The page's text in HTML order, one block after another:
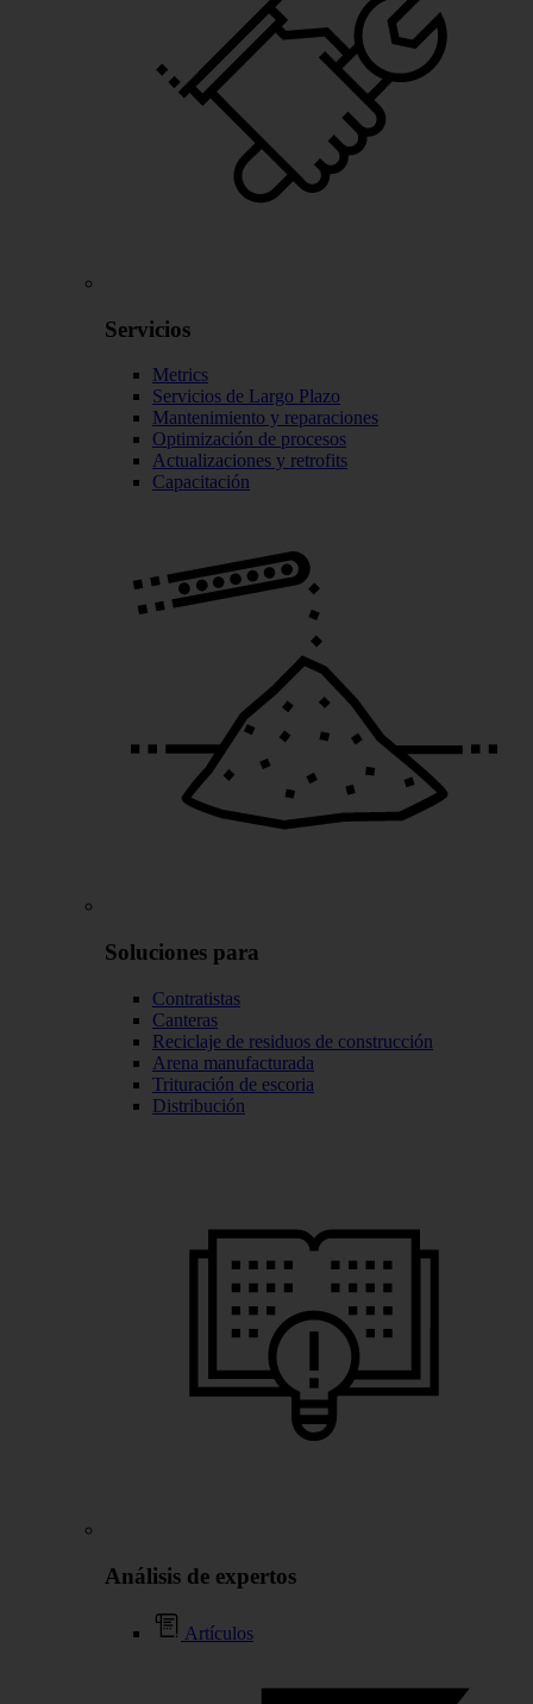
Servicios
Metrics
Servicios de Largo Plazo
Mantenimiento y reparaciones
Optimización de procesos
Actualizaciones y retrofits
Capacitación
Soluciones para
Contratistas
Canteras
Reciclaje de residuos de construcción
Arena manufacturada
Trituración de escoria
Distribución
Análisis de expertos
Artículos